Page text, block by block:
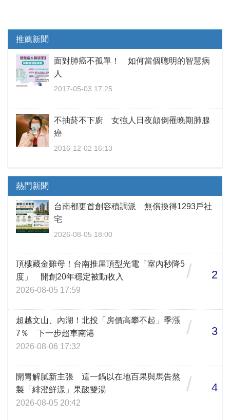
推薦新聞
面對肺癌不孤單！ 如何當個聰明的智慧病
人
2017-05-03 17:25
不抽菸不下廚 女強人日夜顛倒罹晚期肺腺
癌
2016-12-02 16:13
熱門新聞
台南都更首創容積調派 無償換得1293戶社
宅
2026-08-05 18:00
頂樓藏金雞母！台南推屋頂型光電「室內秒降5
度」 開創20年穩定被動收入
2026-08-05 17:59
/ 2
超越文山、內湖！北投「房價高攀不起」季漲
7％ 下一步超車南港
2026-08-06 17:32
/ 3
開胃解膩新主張 這一鍋以在地百果與馬告熬
製「緋澄鮮漾」果酸雙湯
2026-08-05 20:42
/ 4